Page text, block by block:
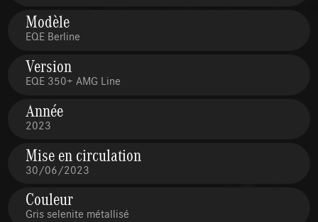
Modèle
EQE Berline
Version
EQE 350+ AMG Line
Année
2023
Mise en circulation
30/06/2023
Couleur
Gris selenite métallisé